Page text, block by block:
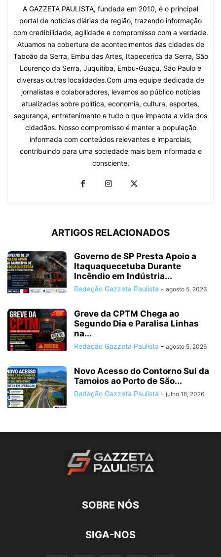
A GAZZETA PAULISTA, fundada em 2010, é o principal
portal de notícias diárias da região, trazendo informação
com credibilidade, agilidade e compromisso com a verdade.
Atuamos na cobertura de acontecimentos das cidades de
Taboão da Serra, Embu das Artes, Itapecerica da Serra, São
Lourenço da Serra, Juquitiba, Embu-Guaçu, São Paulo e
diversas outras localidades.Com uma equipe dedicada de
jornalistas e colaboradores, levamos ao público notícias
atualizadas sobre política, economia, cultura, esportes,
segurança, entretenimento e tudo o que impacta a vida dos
cidadãos. Nosso compromisso é manter a população
informada com conteúdos relevantes e imparciais,
contribuindo para uma sociedade mais bem informada e
consciente.
ARTIGOS RELACIONADOS
Governo de SP Presta Apoio a
Itaquaquecetuba Durante
Incêndio em Indústria...
Redação Gazzeta Paulista - agosto 5, 2026
Greve da CPTM Chega ao
Segundo Dia e Paralisa Linhas
na...
Redação Gazzeta Paulista - agosto 5, 2026
Novo Acesso do Contorno Sul da
Tamoios ao Porto de São...
Redação Gazzeta Paulista - julho 16, 2026
SOBRE NÓS
SIGA-NOS